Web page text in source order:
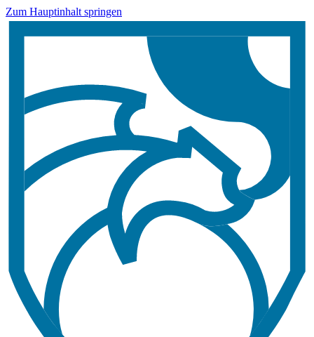
Zum Hauptinhalt springen